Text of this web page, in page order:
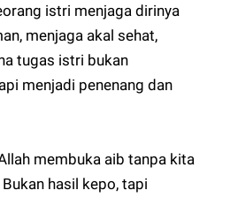
istri menjaga dirinya
menjaga akal sehat,
tugas istri bukan
menjadi penenang dan
membuka aib tanpa kita
hasil kepo, tapi